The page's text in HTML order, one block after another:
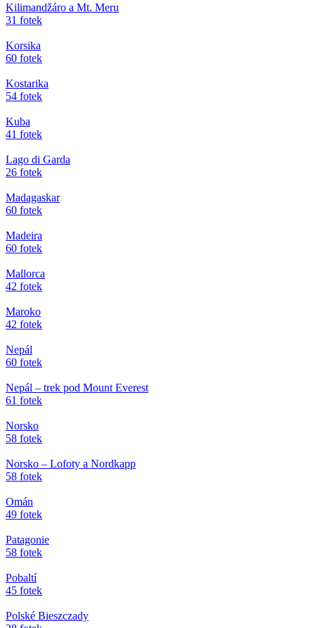
Kilimandžáro a Mt. Meru
31 fotek
Korsika
60 fotek
Kostarika
54 fotek
Kuba
41 fotek
Lago di Garda
26 fotek
Madagaskar
60 fotek
Madeira
60 fotek
Mallorca
42 fotek
Maroko
42 fotek
Nepál
60 fotek
Nepál – trek pod Mount Everest
61 fotek
Norsko
58 fotek
Norsko – Lofoty a Nordkapp
58 fotek
Omán
49 fotek
Patagonie
58 fotek
Pobaltí
45 fotek
Polské Bieszczady